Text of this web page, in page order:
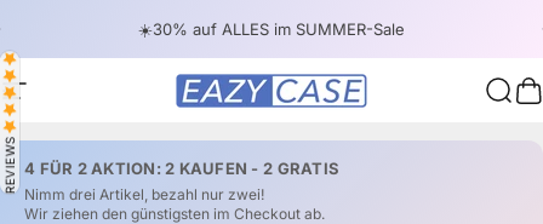
☀️30% auf ALLES im SUMMER-Sale
🔥 4 FÜR 2 - ABER NUR FÜR KURZE ZEIT!
Seitennavigation EAZY CASE Suche
REVIEWS 4 FÜR 2 AKTION: 2 KAUFEN - 2 GRATIS
Nimm drei Artikel, bezahl nur zwei!
Wir ziehen den günstigsten im Checkout ab.